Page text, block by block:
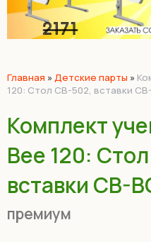
Главная » Детские парты »
120: Стол СВ-502, вставки
Комплект
Bee 120:
вставки CB-
премиум